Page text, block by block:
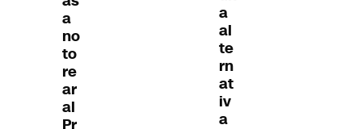
a
no
to
re
ar
al
Pr
a
al
te
rn
at
iv
a